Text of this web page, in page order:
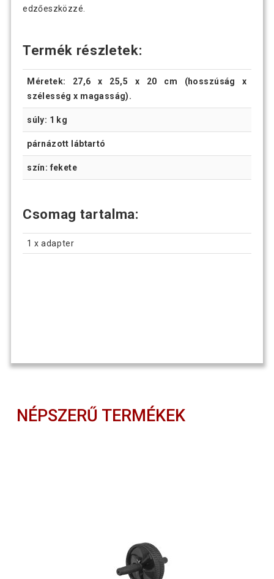
edzőeszközzé.
Termék részletek:
Méretek: 27,6 x 25,5 x 20 cm (hosszúság x
szélesség x magasság).
súly: 1 kg
párnázott lábtartó
szín: fekete
Csomag tartalma:
1 x adapter
NÉPSZERŰ TERMÉKEK